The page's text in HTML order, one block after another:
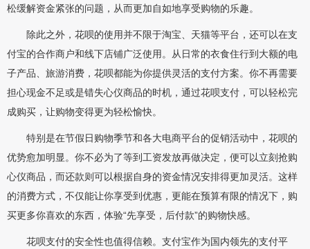
松缓解资金紧张的问题，从而更加自如地享受购物的乐趣。
除此之外，花呗的使用并不限于淘宝、天猫等平台，还可以在支
付宝的合作商户和线下店铺广泛使用。从日常的衣食住行到大额的电
子产品、旅游消费，花呗都能为你提供灵活的支付方案。你不再需要
担心现金不足或是错失心仪商品的时机，通过花呗支付，可以轻松完
成购买，让购物变得更为轻松愉快。
特别是在节假日购物季节和各大电商平台的促销活动中，花呗的
优势愈加明显。你不必为了等到工资发放再做决定，便可以立刻抢购
心仪商品，而还款则可以根据自身的资金情况安排得更加灵活。这样
的消费方式，不仅能让你享受到优惠，更能在预算有限的情况下，购
买更多你喜欢的东西，体验“先享受，后付款”的购物快感。
花呗支付的安全性也值得信赖。支付宝作为国内领先的支付平